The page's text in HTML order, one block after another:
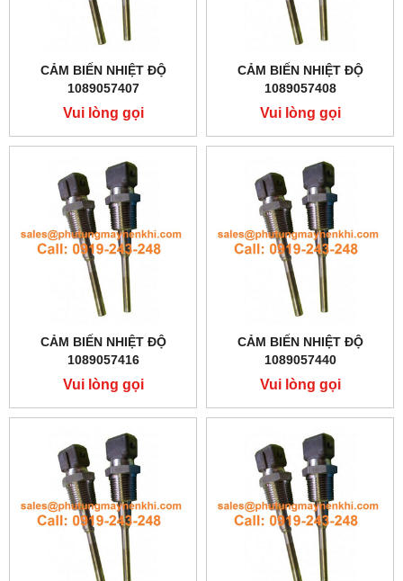
CẢM BIẾN NHIỆT ĐỘ
1089057407
Vui lòng gọi
CẢM BIẾN NHIỆT ĐỘ
1089057408
Vui lòng gọi
CẢM BIẾN NHIỆT ĐỘ
1089057416
Vui lòng gọi
CẢM BIẾN NHIỆT ĐỘ
1089057440
Vui lòng gọi